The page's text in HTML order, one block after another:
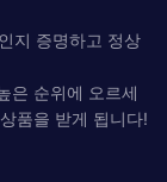
지 증명하고 정상
은 순위에 오르세
품을 받게 됩니다!